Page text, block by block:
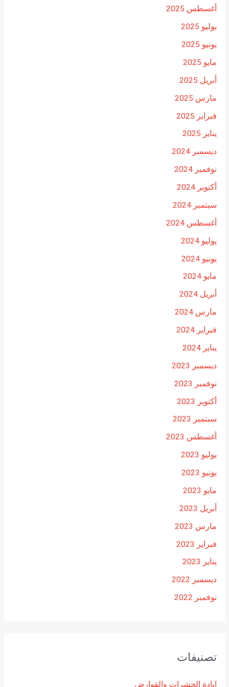
أغسطس 2025
يوليو 2025
يونيو 2025
مايو 2025
أبريل 2025
مارس 2025
فبراير 2025
يناير 2025
ديسمبر 2024
نوفمبر 2024
أكتوبر 2024
سبتمبر 2024
أغسطس 2024
يوليو 2024
يونيو 2024
مايو 2024
أبريل 2024
مارس 2024
فبراير 2024
يناير 2024
ديسمبر 2023
نوفمبر 2023
أكتوبر 2023
سبتمبر 2023
أغسطس 2023
يوليو 2023
يونيو 2023
مايو 2023
أبريل 2023
مارس 2023
فبراير 2023
يناير 2023
ديسمبر 2022
نوفمبر 2022
تصنيفات
ابادة الحشرات والقوارض